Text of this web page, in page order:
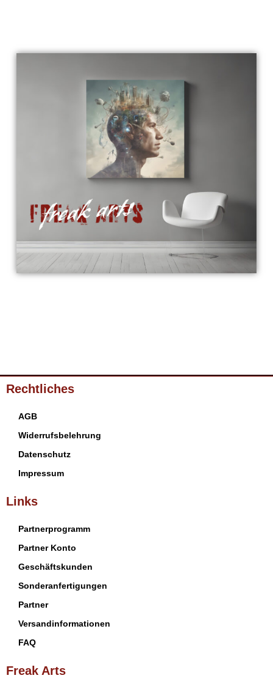
Rechtliches
AGB
Widerrufsbelehrung
Datenschutz
Impressum
Links
Partnerprogramm
Partner Konto
Geschäftskunden
Sonderanfertigungen
Partner
Versandinformationen
FAQ
Freak Arts